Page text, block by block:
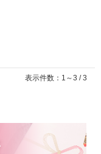
表示件数：1～3 / 3